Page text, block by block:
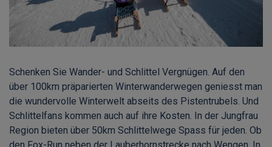
Schenken Sie Wander- und Schlittel Vergnügen. Auf den
über 100km präparierten Winterwanderwegen geniesst man
die wundervolle Winterwelt abseits des Pistentrubels. Und
Schlittelfans kommen auch auf ihre Kosten. In der Jungfrau
Region bieten über 50km Schlittelwege Spass für jeden. Ob